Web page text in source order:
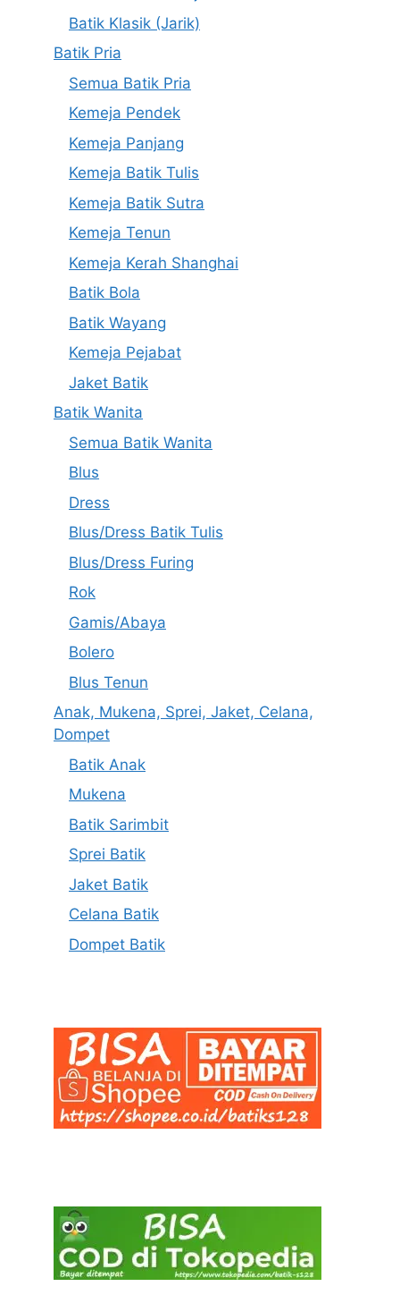
Batik Klasik (Jarik)
Batik Pria
Semua Batik Pria
Kemeja Pendek
Kemeja Panjang
Kemeja Batik Tulis
Kemeja Batik Sutra
Kemeja Tenun
Kemeja Kerah Shanghai
Batik Bola
Batik Wayang
Kemeja Pejabat
Jaket Batik
Batik Wanita
Semua Batik Wanita
Blus
Dress
Blus/Dress Batik Tulis
Blus/Dress Furing
Rok
Gamis/Abaya
Bolero
Blus Tenun
Anak, Mukena, Sprei, Jaket, Celana,
Dompet
Batik Anak
Mukena
Batik Sarimbit
Sprei Batik
Jaket Batik
Celana Batik
Dompet Batik